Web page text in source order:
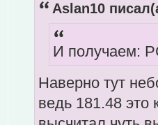
Aslan10
И получаем:
Наверно тут
ведь 181.48